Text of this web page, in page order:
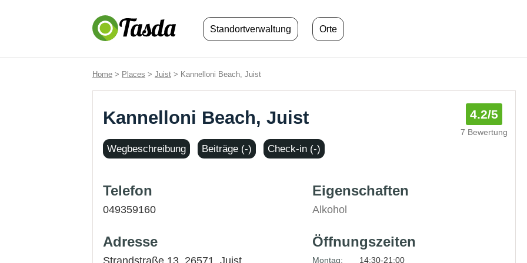
Standortverwaltung Orte
Home > Places > Juist > Kannelloni Beach, Juist
Kannelloni Beach, Juist 4.2/5
7 Bewertung
Wegbeschreibung Beiträge (-) Check-in (-)
Telefon
049359160
Adresse
Strandstraße 13, 26571, Juist
Eigenschaften
Alkohol
Öffnungszeiten
Montag:
14:30-21:00